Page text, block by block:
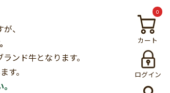
、
ンド牛となります。
す。
カート
0
ログイン